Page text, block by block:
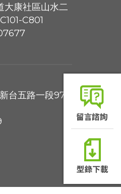
大康社區山水二
C801
台五路一段97